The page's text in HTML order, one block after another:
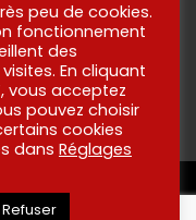
information bancaire ne
plus sur ce que nous
créateurs des vidéos -
peu de cookies.
fonctionnement
des
En cliquant
vous acceptez
pouvez choisir
cookies
dans Réglages
Refuser